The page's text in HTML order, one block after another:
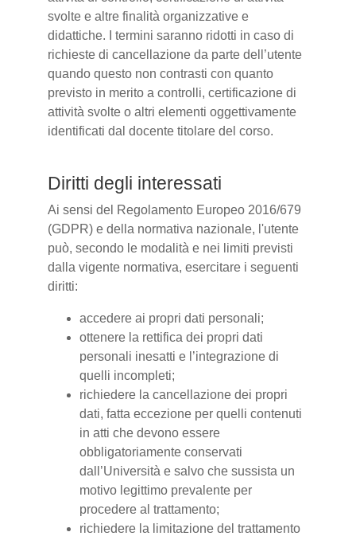
svolte e altre finalità organizzative e
didattiche. I termini saranno ridotti in caso di
richieste di cancellazione da parte dell’utente
quando questo non contrasti con quanto
previsto in merito a controlli, certificazione di
attività svolte o altri elementi oggettivamente
identificati dal docente titolare del corso.
Diritti degli interessati
Ai sensi del Regolamento Europeo 2016/679
(GDPR) e della normativa nazionale, l'utente
può, secondo le modalità e nei limiti previsti
dalla vigente normativa, esercitare i seguenti
diritti:
accedere ai propri dati personali;
ottenere la rettifica dei propri dati
personali inesatti e l’integrazione di
quelli incompleti;
richiedere la cancellazione dei propri
dati, fatta eccezione per quelli contenuti
in atti che devono essere
obbligatoriamente conservati
dall’Università e salvo che sussista un
motivo legittimo prevalente per
procedere al trattamento;
richiedere la limitazione del trattamento